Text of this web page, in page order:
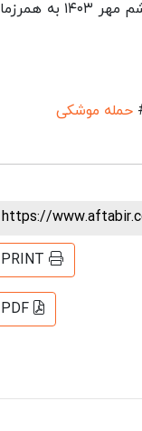
مستشار سپاه در لبنان در حمله تروریستی رژیم سفاک صهیونی در جمعه ششم مهر ۱۴۰۳ به همرزمان
موشکی
https://
PRINT
PDF